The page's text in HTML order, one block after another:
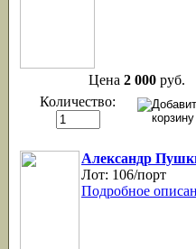
Цена 2 000 руб.
Количество:
Александр
Лот: 106/порт
Подробное